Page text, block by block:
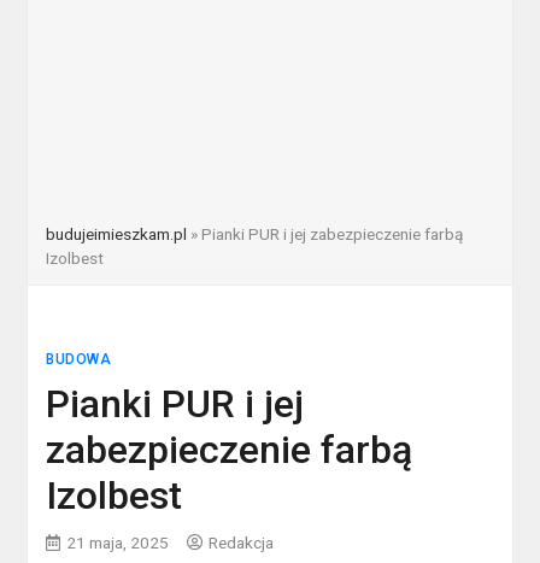
budujeimieszkam.pl » Pianki PUR i jej zabezpieczenie farbą
Izolbest
BUDOWA
Pianki PUR i jej
zabezpieczenie farbą
Izolbest
21 maja, 2025 Redakcja